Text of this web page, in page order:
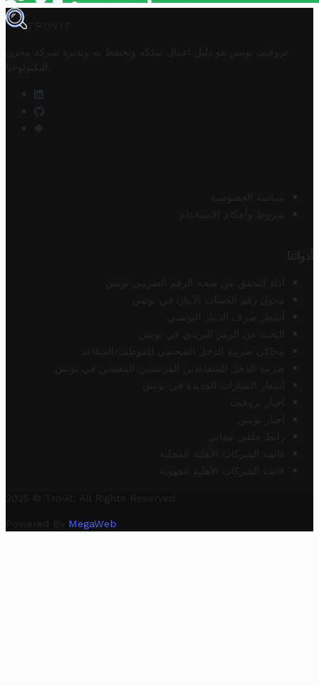
TROVIT
تروفيت تونس هو دليل أعمال تملكه وتحتفظ به وتديره
شركة مخزن
التكنولوجيا
سياسة الخصوصية
شروط وأحكام الاستخدام
أدواتنا
أداة التحقق من صحة الرقم الضريبي تونس
محول رقم الحساب الآيبان في تونس
أسعار صرف الدينار التونسي
البحث عن الرمز البريدي في تونس
محاكي ضريبة الدخل الشخصي للموظف/المتقاعد
ضريبة الدخل للمتقاعدين الفرنسيين المقيمين في تونس
أسعار السيارات الجديدة في تونس
أخبار تروفيت
أخبار تونس
رابط خلفي مجاني
قائمة الشركات الأهلية المحلية
قائمة الشركات الأهلية الجهوية
2025 © Trovit. All Rights Reserved.
Powered By MegaWeb